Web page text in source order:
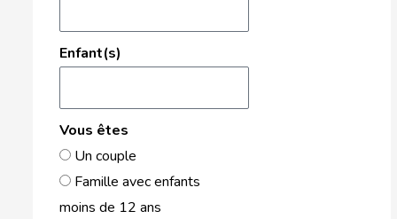
Enfant(s)
Vous êtes
Un couple
Famille avec enfants
moins de 12 ans